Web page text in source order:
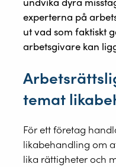
experterna på
ut vad som faktiskt
arbetsgivare kan
temat
För ett företag
likabehandling om
lika rättigheter och